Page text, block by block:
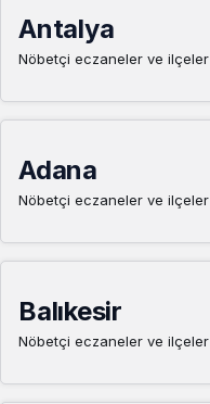
Antalya
Nöbetçi eczaneler ve ilçeler
Adana
Nöbetçi eczaneler ve ilçeler
Balıkesir
Nöbetçi eczaneler ve ilçeler